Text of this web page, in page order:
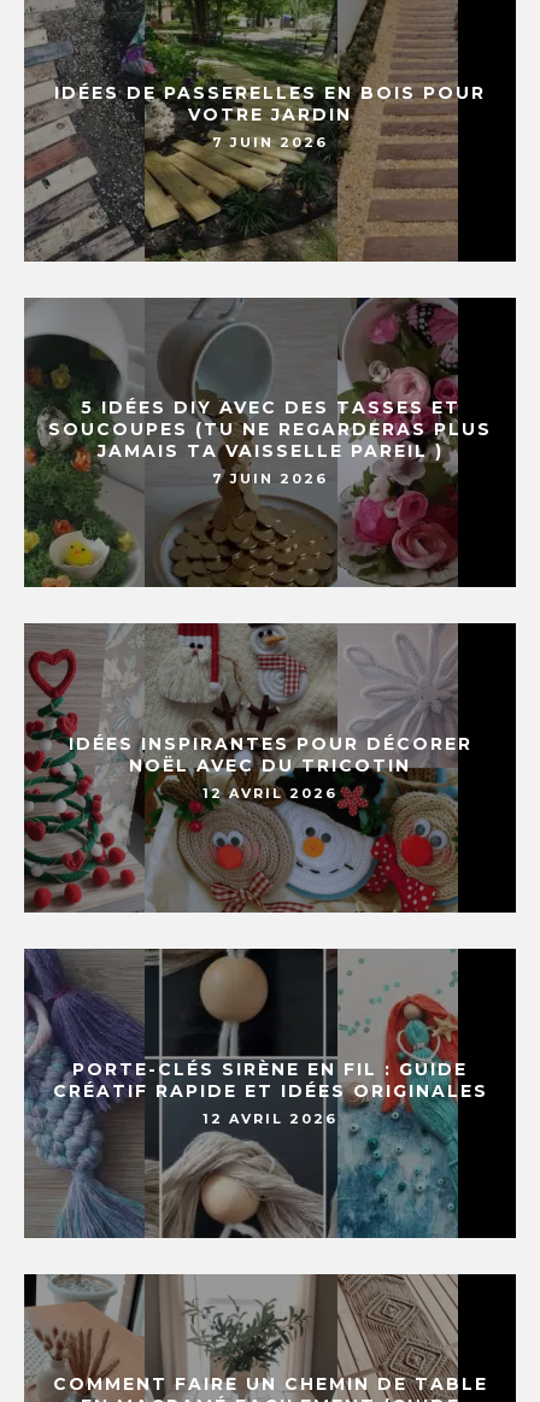
IDÉES DE PASSERELLES EN BOIS POUR
VOTRE JARDIN
7 JUIN 2026
5 IDÉES DIY AVEC DES TASSES ET
SOUCOUPES (TU NE REGARDERAS PLUS
JAMAIS TA VAISSELLE PAREIL )
7 JUIN 2026
IDÉES INSPIRANTES POUR DÉCORER
NOËL AVEC DU TRICOTIN
12 AVRIL 2026
PORTE-CLÉS SIRÈNE EN FIL : GUIDE
CRÉATIF RAPIDE ET IDÉES ORIGINALES
12 AVRIL 2026
COMMENT FAIRE UN CHEMIN DE TABLE